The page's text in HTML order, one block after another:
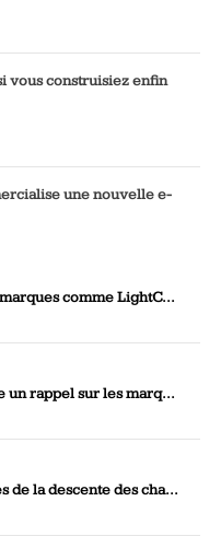
vous construisiez enfin
une nouvelle e-
comme LightC...
rappel sur les marq...
de la descente des cha...